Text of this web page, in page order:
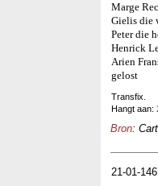
Marge
Gielis die
Peter die
Henrick
Arien
gelost
Transfix.
Hangt aan:
Bron:
21-01-